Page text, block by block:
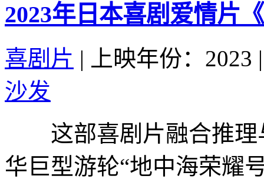
2023年日本喜剧爱情片
喜剧片 | 上映年份：2023 |
沙发
这部喜剧片融合推理
华巨型游轮“地中海荣